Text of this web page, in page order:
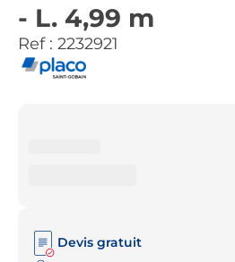
- L. 4,99 m
Ref : 2232921
Devis gratuit